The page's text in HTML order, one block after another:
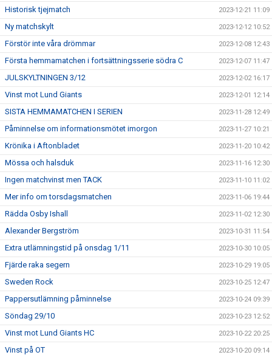
Historisk tjejmatch 2023-12-21 11:09
Ny matchskylt 2023-12-12 10:52
Förstör inte våra drömmar 2023-12-08 12:43
Första hemmamatchen i fortsättningsserie södra C 2023-12-07 11:47
JULSKYLTNINGEN 3/12 2023-12-02 16:17
Vinst mot Lund Giants 2023-12-01 12:14
SISTA HEMMAMATCHEN I SERIEN 2023-11-28 12:49
Påminnelse om informationsmötet imorgon 2023-11-27 10:21
Krönika i Aftonbladet 2023-11-20 10:42
Mössa och halsduk 2023-11-16 12:30
Ingen matchvinst men TACK 2023-11-10 11:02
Mer info om torsdagsmatchen 2023-11-06 19:44
Rädda Osby Ishall 2023-11-02 12:30
Alexander Bergström 2023-10-31 11:54
Extra utlämningstid på onsdag 1/11 2023-10-30 10:05
Fjärde raka segern 2023-10-29 19:05
Sweden Rock 2023-10-25 12:47
Pappersutlämning påminnelse 2023-10-24 09:39
Söndag 29/10 2023-10-23 12:52
Vinst mot Lund Giants HC 2023-10-22 20:25
Vinst på OT 2023-10-20 09:14